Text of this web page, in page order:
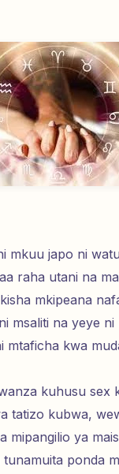
mkuu japo ni
raha utani na
mkipeana
msaliti na yeye ni
mtaficha kwa
kuhusu sex
tatizo kubwa,
mipangilio ya
ponda